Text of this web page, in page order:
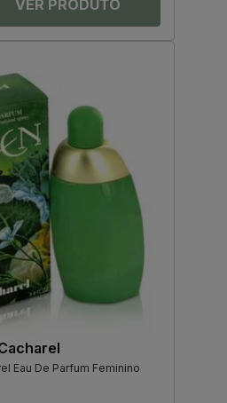
Eau De Parfum Feminino